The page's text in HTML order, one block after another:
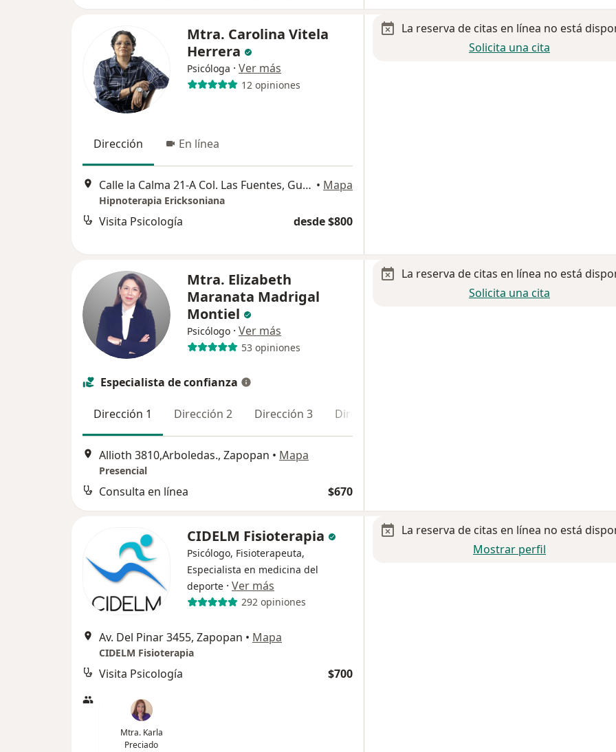
Mtra. Carolina Vitela
Herrera
Psicóloga · Ver más
12 opiniones
Dirección En línea
Calle la Calma 21-A Col. Las Fuentes, Guadalajara • Mapa
Hipnoterapia Ericksoniana
Visita Psicología desde $800
La reserva de citas en línea no está
Solicita una cita
Mtra. Elizabeth
Maranata Madrigal
Montiel
Psicólogo · Ver más
53 opiniones
Especialista de confianza
Dirección 1 Dirección 2 Dirección 3 Dirección 4
Allioth 3810,Arboledas., Zapopan • Mapa
Presencial
Consulta en línea $670
La reserva de citas en línea no está
Solicita una cita
CIDELM Fisioterapia
Psicólogo, Fisioterapeuta,
Especialista en medicina del
deporte · Ver más
292 opiniones
Av. Del Pinar 3455, Zapopan • Mapa
CIDELM Fisioterapia
Visita Psicología $700
Mtra. Karla
Preciado
La reserva de citas en línea no está
Mostrar perfil